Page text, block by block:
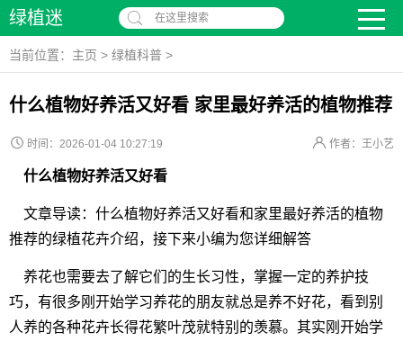
绿植迷 在这里搜索
当前位置： 主页 > 绿植科普 >
什么植物好养活又好看 家里最好养活的植物推荐
时间：2026-01-04 10:27:19 作者：王小艺
什么植物好养活又好看
文章导读：什么植物好养活又好看和家里最好养活的植物
推荐的绿植花卉介绍，接下来小编为您详细解答
养花也需要去了解它们的生长习性，掌握一定的养护技
巧，有很多刚开始学习养花的朋友就总是养不好花，看到别
人养的各种花卉长得花繁叶茂就特别的羡慕。其实刚开始学